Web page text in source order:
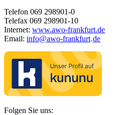
Telefon 069 298901-0
Telefax 069 298901-10
Internet: www.awo-frankfurt.de
Email: info@awo-frankfurt·de
Folgen Sie uns: